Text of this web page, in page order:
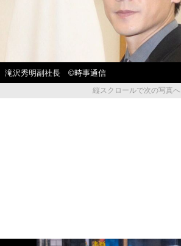
滝沢秀明副社長 ©時事通信
縦スクロールで次の写真へ